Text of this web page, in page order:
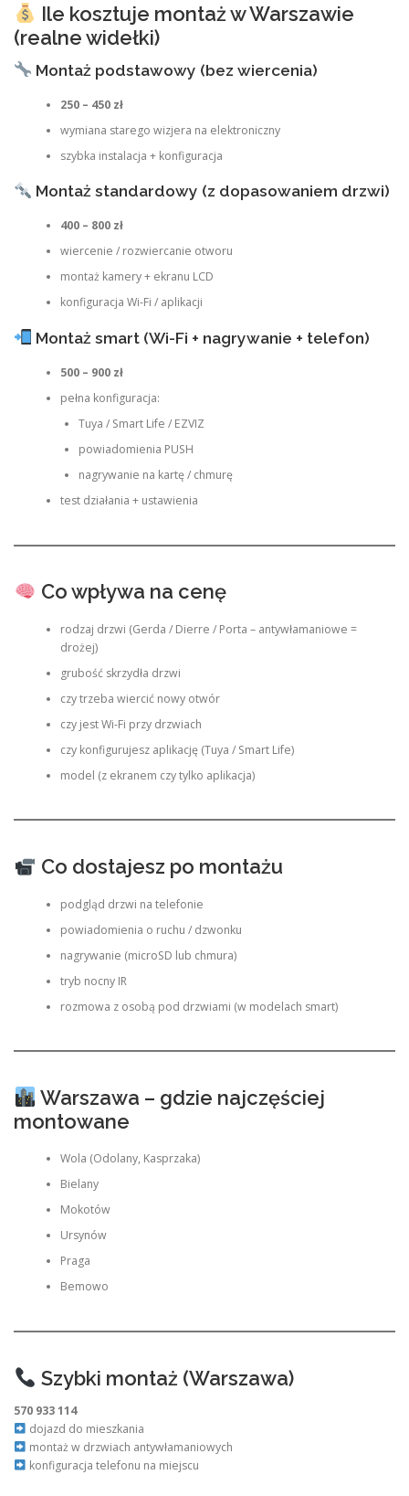
Ile kosztuje montaż w Warszawie
(realne widełki)
Montaż podstawowy (bez wiercenia)
250 – 450 zł
wymiana starego wizjera na elektroniczny
szybka instalacja + konfiguracja
Montaż standardowy (z dopasowaniem drzwi)
400 – 800 zł
wiercenie / rozwiercanie otworu
montaż kamery + ekranu LCD
konfiguracja Wi-Fi / aplikacji
Montaż smart (Wi-Fi + nagrywanie + telefon)
500 – 900 zł
pełna konfiguracja:
Tuya / Smart Life / EZVIZ
powiadomienia PUSH
nagrywanie na kartę / chmurę
test działania + ustawienia
Co wpływa na cenę
rodzaj drzwi (Gerda / Dierre / Porta – antywłamaniowe =
drożej)
grubość skrzydła drzwi
czy trzeba wiercić nowy otwór
czy jest Wi-Fi przy drzwiach
czy konfigurujesz aplikację (Tuya / Smart Life)
model (z ekranem czy tylko aplikacja)
Co dostajesz po montażu
podgląd drzwi na telefonie
powiadomienia o ruchu / dzwonku
nagrywanie (microSD lub chmura)
tryb nocny IR
rozmowa z osobą pod drzwiami (w modelach smart)
Warszawa – gdzie najczęściej
montowane
Wola (Odolany, Kasprzaka)
Bielany
Mokotów
Ursynów
Praga
Bemowo
Szybki montaż (Warszawa)
570 933 114
dojazd do mieszkania
montaż w drzwiach antywłamaniowych
konfiguracja telefonu na miejscu